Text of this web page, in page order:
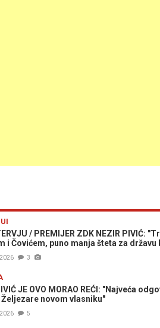
/ PREMIJER ZDK NEZIR PIVIĆ:
i Čovićem, puno manja šteta za državu
3
JE OVO MORAO REĆI: "Najveća
novom vlasniku"
5